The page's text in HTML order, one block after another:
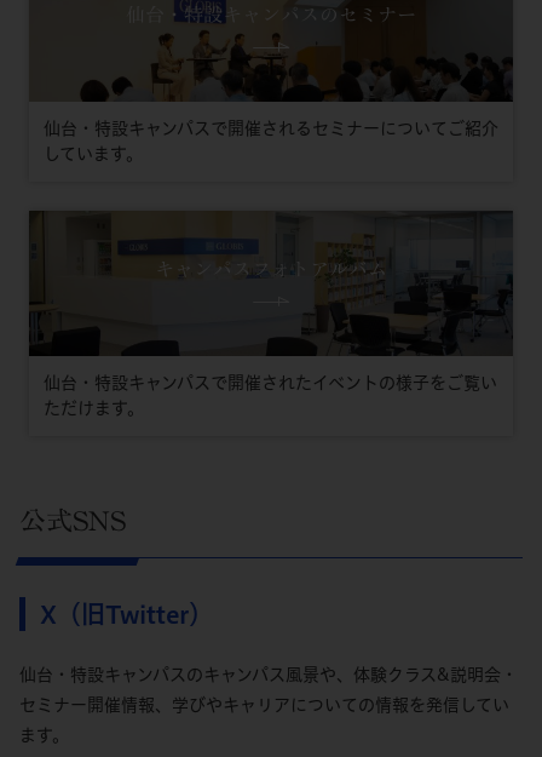
仙台・特設キャンパスのセミナー
仙台・特設キャンパスで開催されるセミナーについてご紹介
しています。
キャンパスフォトアルバム
仙台・特設キャンパスで開催されたイベントの様子をご覧い
ただけます。
公式SNS
X（旧Twitter）
仙台・特設キャンパスのキャンパス風景や、体験クラス&説明会・
セミナー開催情報、学びやキャリアについての情報を発信してい
ます。